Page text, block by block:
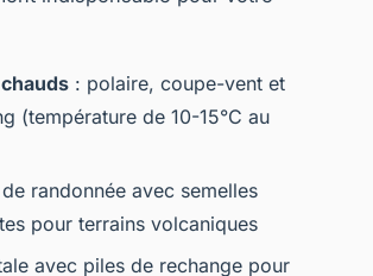
: polaire, coupe-vent et
(température de 10-15°C au
randonnée avec semelles
pour terrains volcaniques
avec piles de rechange pour